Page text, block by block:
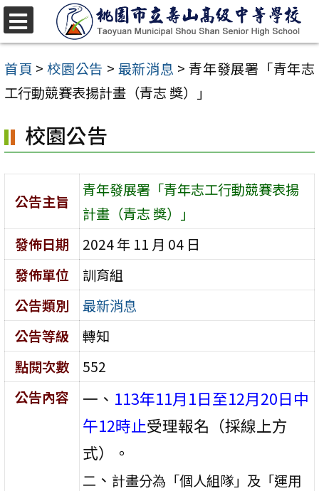
跳
至
主
要
容
區
首頁 > 校園公告 > 最新消息 > 青年發展署「青年志
工行動競賽表揚計畫（青志 獎）」
校園公告
公告主旨
青年發展署「青年志工行動競賽表揚
計畫（青志 獎）」
發佈日期
2024 年 11 月 04 日
發佈單位
訓育組
公告類別
最新消息
公告等級
轉知
點閱次數
552
公告內容
一、 113年11月1日至12月20日中
午12時止受理報名（採線上方
式）。
二 、 計畫分為「個人組隊」及「運用
選
單